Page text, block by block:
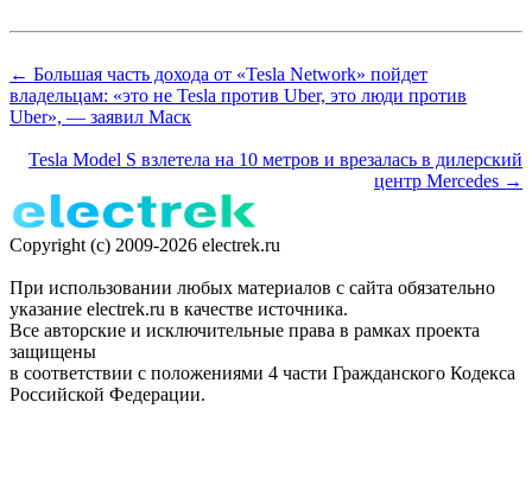
← Большая часть дохода от «Tesla Network» пойдет
владельцам: «это не Tesla против Uber, это люди против
Uber», — заявил Маск
Tesla Model S взлетела на 10 метров и врезалась в дилерский
центр Mercedes →
Copyright (c) 2009-2026 electrek.ru
При использовании любых материалов с сайта обязательно
указание electrek.ru в качестве источника.
Все авторские и исключительные права в рамках проекта
защищены
в соответствии с положениями 4 части Гражданского Кодекса
Российской Федерации.